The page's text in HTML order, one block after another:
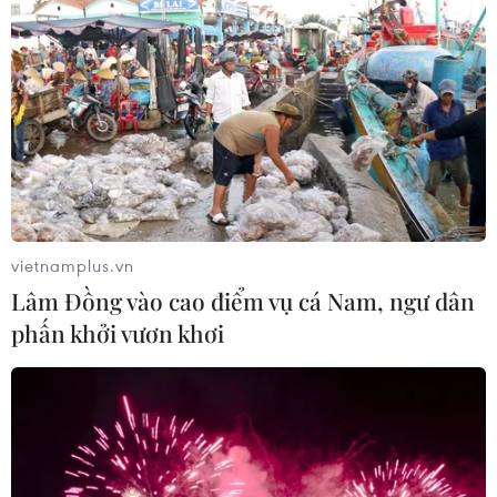
lời lẽ không chuẩn
mực, Bệnh viện Đa khoa
Đức Giang, Hà Nội đã
chính thức lên tiếng làm rõ
vụ việc.
NGHE
hoạt động hàng hải qua
eo biển Hormuz nhưng
vẫn chưa nêu rõ có chấp
nhận đề xuất được đưa
ra.
NGHE
Iran dừng đáp trả sau
Miền Bắc vượt 10.000
vietnamplus.vn
Lâm Đồng vào cao điểm vụ cá Nam, ngư dân
phấn khởi vươn khơi